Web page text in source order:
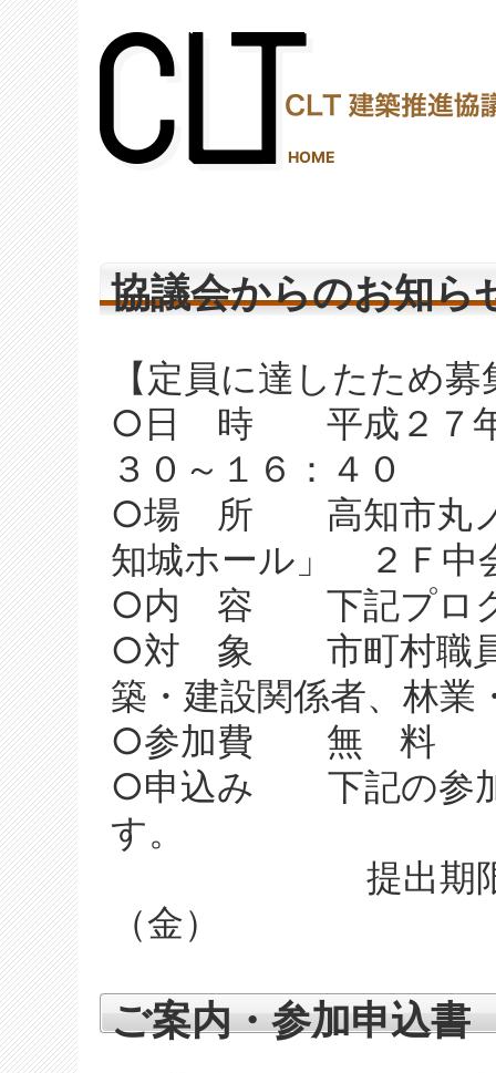
HOME
協議会からのお知ら
【定員に達したため
○日 時 平成２７年
３０～１６：４０
○場 所 高知市丸ノ
知城ホール」 ２Ｆ中
○内 容 下記プログ
○対 象 市町村職員
築・建設関係者、林業
○参加費 無 料
○申込み 下記の参加
す。
提出期限：平
（金）
ご案内・参加申込書